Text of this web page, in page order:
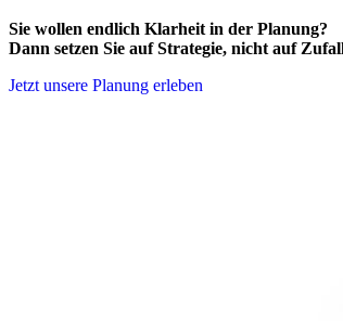
Sie wollen endlich Klarheit in der Planung?
Dann setzen Sie auf Strategie, nicht auf
Jetzt unsere Planung erleben